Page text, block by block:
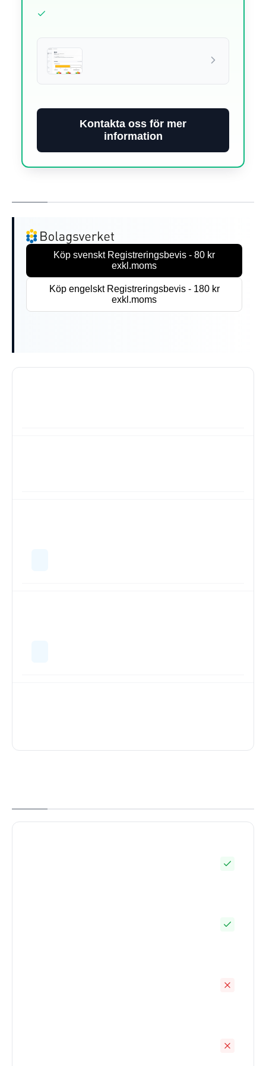
Kontakta oss för mer
information
Köp svenskt Registreringsbevis - 80 kr
exkl.moms
Köp engelskt Registreringsbevis - 180 kr
exkl.moms